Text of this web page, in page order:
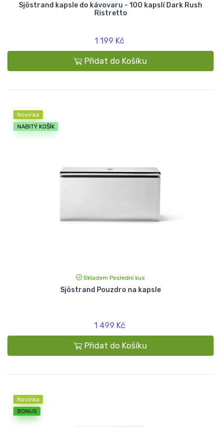
Sjöstrand kapsle do kávovaru - 100 kapslí Dark Rush
Ristretto
1 199 Kč
Přidat do Košíku
Novinka
NABITÝ KOŠÍK
Skladem Poslední kus
Sjöstrand Pouzdro na kapsle
1 499 Kč
Přidat do Košíku
Novinka
BONUS